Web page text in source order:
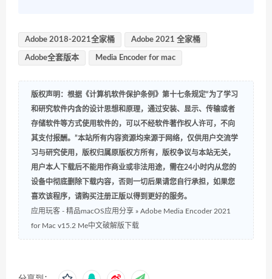
Adobe 2018-2021全家桶 Adobe 2021 全家桶
Adobe全套版本 Media Encoder for mac
版权声明：根据《计算机软件保护条例》第十七条规定“为了学习
和研究软件内含的设计思想和原理，通过安装、显示、传输或者
存储软件等方式使用软件的，可以不经软件著作权人许可，不向
其支付报酬。”本站所有内容资源均来源于网络，仅供用户交流学
习与研究使用，版权归属原版权方所有，版权争议与本站无关，
用户本人下载后不能用作商业或非法用途，需在24小时内从您的
设备中彻底删除下载内容，否则一切后果请您自行承担，如果您
喜欢该程序，请购买注册正版以得到更好的服务。
应用玩客 - 精品macOS应用分享 » Adobe Media Encoder 2021
for Mac v15.2 Me中文破解版下载